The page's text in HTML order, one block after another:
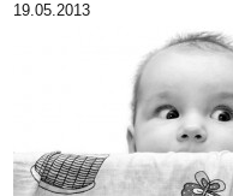
19.05.2013